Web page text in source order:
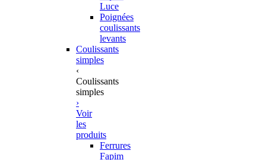
Luce
Poignées
coulissants
levants
Coulissants
simples
‹
Coulissants
simples
›
Voir
les
produits
Ferrures
Fapim